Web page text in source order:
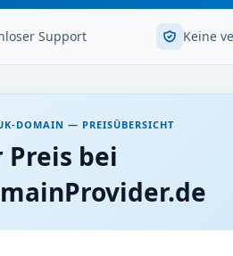
Support Keine
DOMAIN — PREISÜBERSICHT
bei